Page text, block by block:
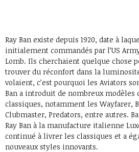
Ray Ban existe depuis 1920, date à
initialement commandés par l’US
Lomb. Ils cherchaient quelque chose
trouver du réconfort dans la
volaient, c’est pourquoi les Aviators
Ban a introduit de nombreux modèles
classiques, notamment les Wayfarer,
Clubmaster, Predators, entre autres.
Ray Ban à la manufacture italienne
continué à livrer les classiques et a
nouveaux styles innovants.